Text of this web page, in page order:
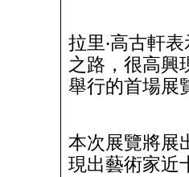
拉里‧高古軒
之路，很高興
舉行的首場展
本次展覽將展
現出藝術家近